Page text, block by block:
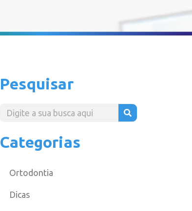
Pesquisar
Categorias
Ortodontia
Dicas